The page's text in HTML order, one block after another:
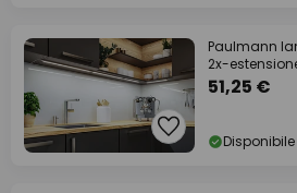
Paulmann
2x-
51,25 €
Disponibile